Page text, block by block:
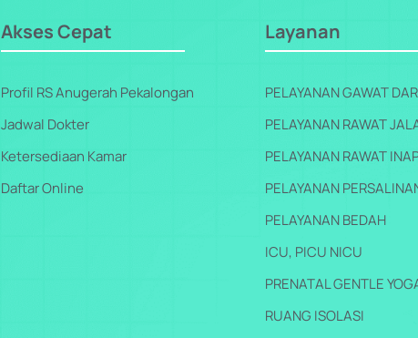
Akses Cepat
Profil RS Anugerah Pekalongan
Jadwal Dokter
Ketersediaan Kamar
Daftar Online
Layanan
PELAYANAN GAWAT
PELAYANAN RAWAT
PELAYANAN RAWAT
PELAYANAN
PELAYANAN BEDAH
ICU, PICU NICU
PRENATAL GENTLE
RUANG ISOLASI